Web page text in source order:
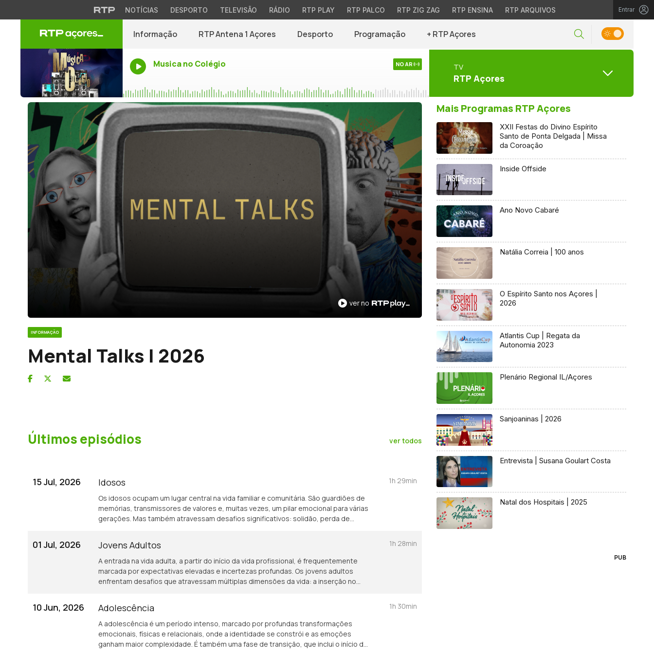
NOTÍCIAS DESPORTO TELEVISÃO RÁDIO RTP PLAY RTP PALCO RTP ZIG ZAG RTP ENSINA RTP ARQUIVOS Entrar
Informação RTP Antena 1 Açores Desporto Programação + RTP Açores
Musica no Colégio NO AR TV
RTP Açores
ver no
INFORMAÇÃO
Mental Talks | 2026
Últimos episódios ver todos
15 Jul, 2026 Idosos
Os idosos ocupam um lugar central na vida familiar e comunitária. São guardiões de
memórias, transmissores de valores e, muitas vezes, um pilar emocional para várias
gerações. Mas também atravessam desafios significativos: solidão, perda de
experiências emocionais dos idosos, sublinhar a importância das relações
intergeracionais e refletir sobre o impacto psicológico de quem cuida - seja família,
profissionais ou cuidadores informais. Pretende-se abrir espaço para diálogos
mais humanos, compassivos e atentos às necessidades desta fase da vida. Com o
reformada ▪ Sandra Ventura: Fotógrafa portuguesa
1h 29min
01 Jul, 2026 Jovens Adultos
A entrada na vida adulta, a partir do início da vida profissional, é frequentemente
marcada por expectativas elevadas e incertezas profundas. Os jovens adultos
enfrentam desafios que atravessam múltiplas dimensões da vida: a inserção no
Este episódio dos Mental Talks procura compreender de que forma estas
pressões económicas, sociais e emocionais impactam a saúde mental dos jovens
adultos, lançando luz sobre fenómenos cada vez mais presentes como a solidão, a
ansiedade face ao futuro e a tensão constante entre autonomia, identidade e
1h 28min
10 Jun, 2026 Adolescência
A adolescência é um período intenso, marcado por profundas transformações
emocionais, físicas e relacionais, onde a identidade se constrói e as emoções
ganham maior complexidade. É também uma fase de transição, que inclui o início da
1h 30min
Mais Programas RTP Açores
XXII Festas do Divino Espírito
Santo de Ponta Delgada | Missa
da Coroação
Inside Offside
Ano Novo Cabaré
Natália Correia | 100 anos
O Espírito Santo nos Açores |
2026
Atlantis Cup | Regata da
Autonomia 2023
Plenário Regional IL/Açores
Sanjoaninas | 2026
Entrevista | Susana Goulart Costa
Natal dos Hospitais | 2025
PUB